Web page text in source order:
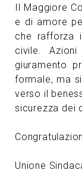
Il Maggiore
e di amore
che rafforza
civile.
giuramento
formale, ma
verso il
sicurezza dei
Unione